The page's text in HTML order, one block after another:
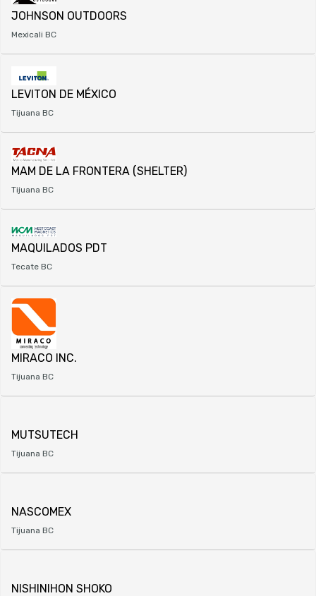
JOHNSON OUTDOORS
Mexicali BC
LEVITON DE MÉXICO
Tijuana BC
MAM DE LA FRONTERA (SHELTER)
Tijuana BC
MAQUILADOS PDT
Tecate BC
MIRACO INC.
Tijuana BC
MUTSUTECH
Tijuana BC
NASCOMEX
Tijuana BC
NISHINIHON SHOKO